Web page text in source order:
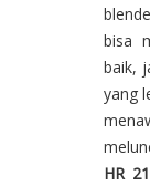
bisa
baik,
yang
HR